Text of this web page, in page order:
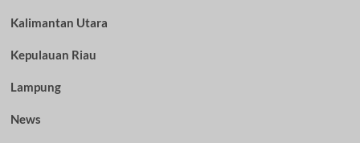
Kalimantan Utara
Kepulauan Riau
Lampung
News